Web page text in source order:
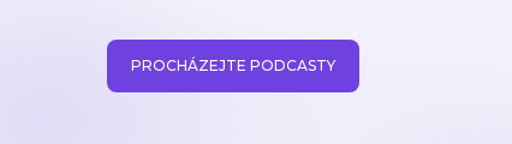
PROCHÁZEJTE PODCASTY